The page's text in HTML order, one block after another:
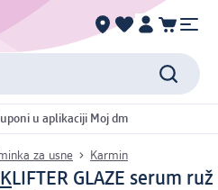
u aplikaciji Moj dm
za usne Karmin
LIFTER GLAZE serum ruž